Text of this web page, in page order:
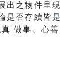
出之物件呈現
是否存續皆是
做事、心善